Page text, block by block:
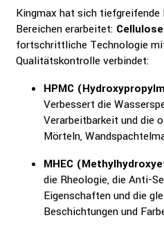
Kingmax hat sich
Bereichen erarbeitet:
fortschrittliche Technologie
Qualitätskontrolle verbindet:
HPMC
Verbessert die
Verarbeitbarkeit und die
Mörteln,
MHEC
die Rheologie, die Anti-
Eigenschaften und die
Beschichtungen und